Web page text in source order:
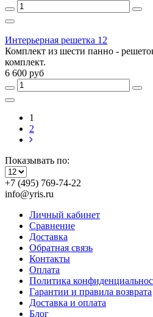
Интерьерная решетка 12
Комплект из шести панно -
комплект.
6 600 руб
1
2
Показывать по:
+7 (495) 769-74-22
info@yris.ru
Личный кабинет
Сравнение
Доставка
Обратная связь
Контакты
Оплата
Политика
Гарантии и правила возврата
Доставка и оплата
Блог